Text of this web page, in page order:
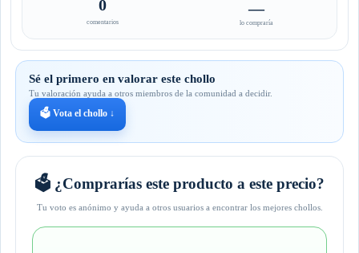
0
comentarios
—
lo compraría
Sé el primero en valorar este chollo
Tu valoración ayuda a otros miembros de la comunidad a decidir.
🗳️ Vota el chollo ↓
🗳️ ¿Comprarías este producto a este precio?
Tu voto es anónimo y ayuda a otros usuarios a encontrar los mejores chollos.